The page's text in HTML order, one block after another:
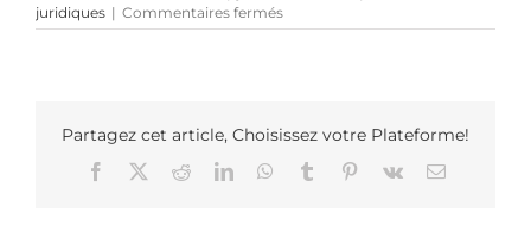
juridiques | Commentaires ferméssur
Madrid
des
touristiques
Partagez cet article, Choisissez votre Plateforme!
Facebook RedditLinkedInWhatsApp
Tumblr Pinterest
Vk Email